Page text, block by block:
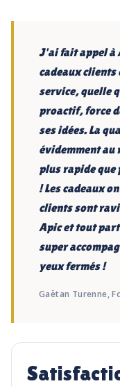
J'ai fait appel à
cadeaux clients
service, quelle
proactif, force
ses idées. La
évidemment au
plus rapide que
! Les cadeaux
clients sont
Apic et tout
super
yeux fermés !
Gaëtan Turenne,